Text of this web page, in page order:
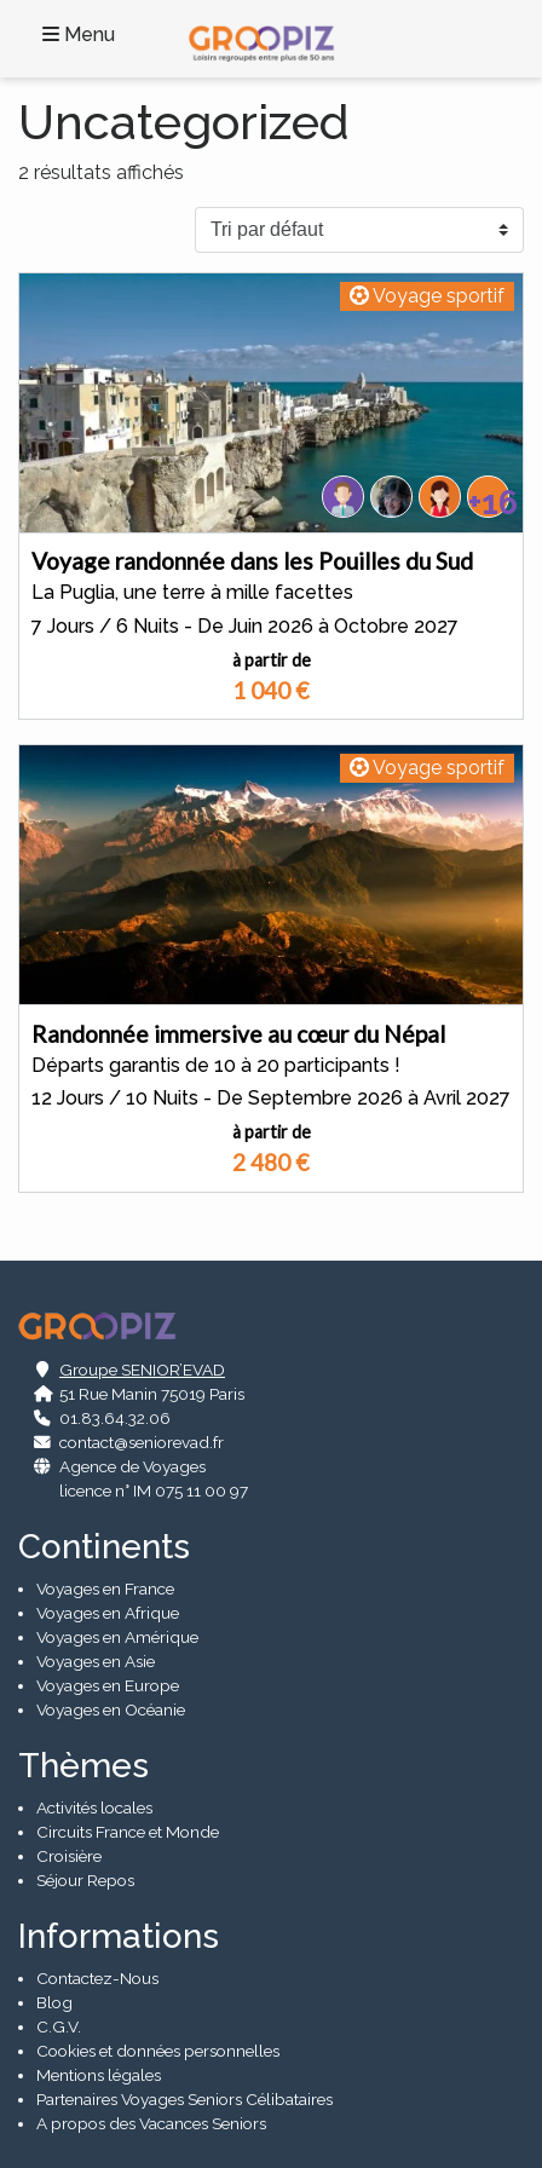
Menu
Uncategorized
2 résultats affichés
Voyage sportif
+16
Voyage randonnée dans les Pouilles du Sud
La Puglia, une terre à mille facettes
7 Jours / 6 Nuits - De Juin 2026 à Octobre 2027
à partir de
1 040€
Voyage sportif
Randonnée immersive au cœur du Népal
Départs garantis de 10 à 20 participants !
12 Jours / 10 Nuits - De Septembre 2026 à Avril 2027
à partir de
2 480€
Groupe SENIOR’EVAD
51 Rue Manin 75019 Paris
01.83.64.32.06
contact@seniorevad.fr
Agence de Voyages
licence n° IM 075 11 00 97
Continents
Voyages en France
Voyages en Afrique
Voyages en Amérique
Voyages en Asie
Voyages en Europe
Voyages en Océanie
Thèmes
Activités locales
Circuits France et Monde
Croisière
Séjour Repos
Informations
Contactez-Nous
Blog
C.G.V.
Cookies et données personnelles
Mentions légales
Partenaires Voyages Seniors Célibataires
A propos des Vacances Seniors